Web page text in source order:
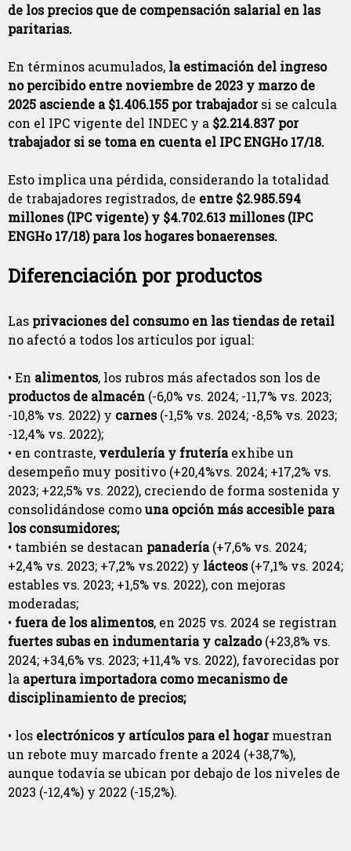
de los precios que de compensación salarial en las
paritarias.
En términos acumulados, la estimación del ingreso
no percibido entre noviembre de 2023 y marzo de
2025 asciende a $1.406.155 por trabajadorsi se calcula
con el IPC vigente del INDEC y a $2.214.837 por
trabajador si se toma en cuenta el IPC ENGHo 17/18.
Esto implica una pérdida, considerando la totalidad
de trabajadores registrados, de entre $2.985.594
millones (IPC vigente) y $4.702.613 millones (IPC
ENGHo 17/18) para los hogares bonaerenses.
Diferenciación por productos
Las privaciones del consumo en las tiendas de retail
no afectó a todos los artículos por igual:
• En alimentos, los rubros más afectados son los de
productos de almacén (-6,0% vs. 2024; -11,7% vs. 2023;
-10,8% vs. 2022) y carnes(-1,5% vs. 2024; -8,5% vs. 2023;
-12,4% vs. 2022);
• en contraste, verdulería y fruteríaexhibe un
desempeño muy positivo (+20,4%vs. 2024; +17,2% vs.
2023; +22,5% vs. 2022), creciendo de forma sostenida y
consolidándose comouna opción más accesible para
los consumidores;
• también se destacan panadería(+7,6% vs. 2024;
+2,4% vs. 2023; +7,2% vs.2022) y lácteos(+7,1% vs. 2024;
estables vs. 2023; +1,5% vs. 2022), con mejoras
moderadas;
• fuera de los alimentos, en 2025 vs. 2024 se registran
fuertes subas en indumentaria y calzado(+23,8% vs.
2024; +34,6% vs. 2023; +11,4% vs. 2022), favorecidas por
la apertura importadora como mecanismo de
disciplinamiento de precios;
• los electrónicos y artículos para el hogarmuestran
un rebote muy marcado frente a 2024 (+38,7%),
aunque todavía se ubican por debajo de los niveles de
2023 (-12,4%) y 2022 (-15,2%).